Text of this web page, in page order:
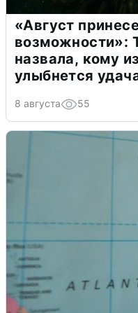
«Август
возможности»:
назвала, кому
улыбнется
8 августа 55